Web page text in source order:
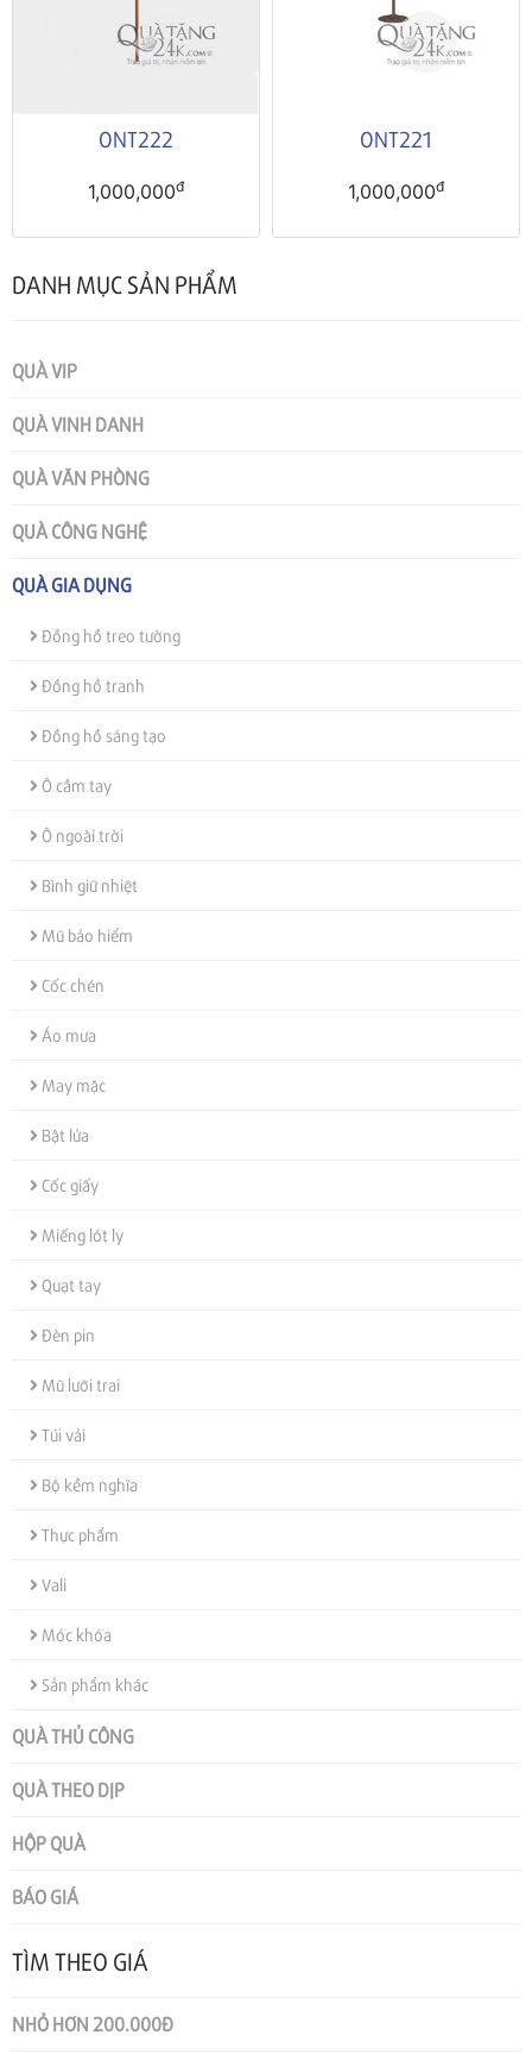
ONT222
1,000,000đ
ONT221
1,000,000đ
DANH MỤC SẢN PHẨM
QUÀ VIP
QUÀ VINH DANH
QUÀ VĂN PHÒNG
QUÀ CÔNG NGHỆ
QUÀ GIA DỤNG
Đồng hồ treo tường
Đồng hồ tranh
Đồng hồ sáng tạo
Ô cầm tay
Ô ngoài trời
Bình giữ nhiệt
Mũ bảo hiểm
Cốc chén
Áo mưa
May mặc
Bật lửa
Cốc giấy
Miếng lót ly
Quạt tay
Đèn pin
Mũ lưỡi trai
Túi vải
Bộ kềm nghĩa
Thực phẩm
Vali
Móc khóa
Sản phẩm khác
QUÀ THỦ CÔNG
QUÀ THEO DỊP
HỘP QUÀ
BÁO GIÁ
TÌM THEO GIÁ
NHỎ HƠN 200.000Đ